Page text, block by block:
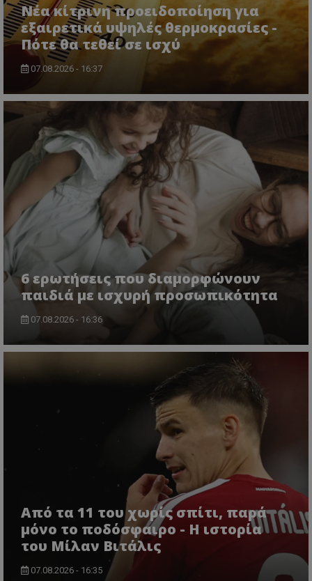
Νέα κίτρινη προειδοποίηση για
εξαιρετικά υψηλές θερμοκρασίες -
Πότε θα τεθεί σε ισχύ
07.08.2026 - 16:37
6 ερωτήσεις που διαμορφώνουν
παιδιά με ισχυρή προσωπικότητα
07.08.2026 - 16:36
Από τα 11 του χωρίς σπίτι, παρά
μόνο το ποδόσφαιρο - Η ιστορία
του Μίλαν Βιτάλις
07.08.2026 - 16:35